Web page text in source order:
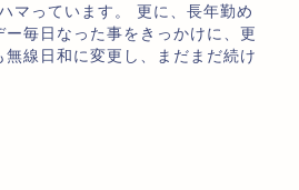
マっています。 更に、長年勤め
ー毎日なった事をきっかけに、更
無線日和に変更し、まだまだ続け